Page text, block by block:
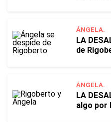
ÁNGELA.
LA
de
ÁNGELA.
LA
algo por